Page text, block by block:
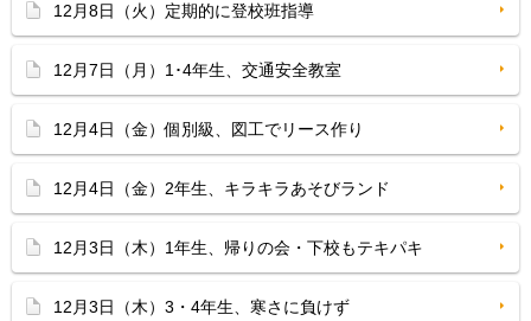
12月8日（火）定期的に登校班指導
12月7日（月）1･4年生、交通安全教室
12月4日（金）個別級、図工でリース作り
12月4日（金）2年生、キラキラあそびランド
12月3日（木）1年生、帰りの会・下校もテキパキ
12月3日（木）3・4年生、寒さに負けず